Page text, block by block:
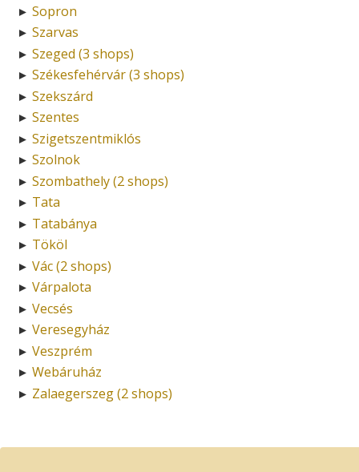
► Sopron
► Szarvas
► Szeged (3 shops)
► Székesfehérvár (3 shops)
► Szekszárd
► Szentes
► Szigetszentmiklós
► Szolnok
► Szombathely (2 shops)
► Tata
► Tatabánya
► Tököl
► Vác (2 shops)
► Várpalota
► Vecsés
► Veresegyház
► Veszprém
► Webáruház
► Zalaegerszeg (2 shops)